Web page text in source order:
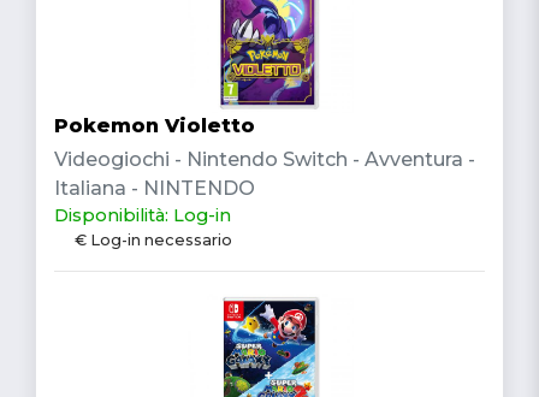
Pokemon Violetto
Videogiochi - Nintendo Switch - Avventura -
Italiana - NINTENDO
Disponibilità: Log-in
€ Log-in necessario